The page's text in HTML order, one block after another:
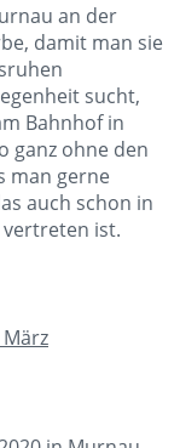
an der
damit man sie
sucht,
Bahnhof in
ganz ohne den
man gerne
auch schon in
vertreten ist.